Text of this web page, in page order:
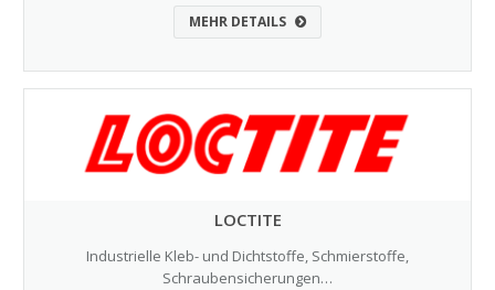
MEHR DETAILS
LOCTITE
Industrielle Kleb- und Dichtstoffe, Schmierstoffe,
Schraubensicherungen…